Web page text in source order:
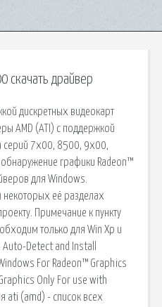
скачать драйвер
дискретных видеокарт
AMD (ATI) с поддержкой
серий 7x00, 8500, 9x00,
графики Radeon™
для Windows.
некоторых её разделах
Примечание к пункту
только для Win Xp и
Detect and Install
For Radeon™ Graphics
Only For use with
ati (amd) - список всех